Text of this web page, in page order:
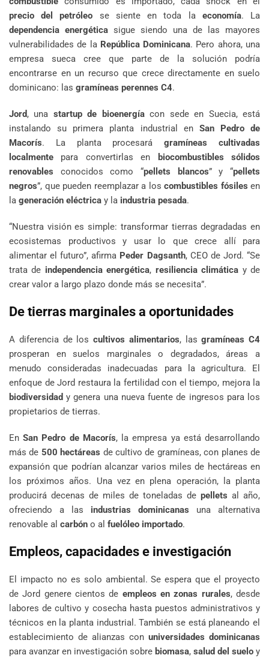
precio del petróleo se siente en toda la economía. La
dependencia energética sigue siendo una de las mayores
vulnerabilidades de la República Dominicana. Pero ahora, una
empresa sueca cree que parte de la solución podría
encontrarse en un recurso que crece directamente en suelo
dominicano: las gramíneas perennes C4.
Jord, una startup de bioenergíacon sede en Suecia, está
instalando su primera planta industrial en San Pedro de
Macorís. La planta procesarágramíneas cultivadas
localmente para convertirlas en
biocombustibles sólidos
renovables conocidos como “pellets blancos” y “pellets
negros”, que pueden reemplazar a los combustibles fósiles en
la generación eléctrica y la industria pesada.
“Nuestra visión es simple: transformar tierras degradadas en
ecosistemas productivos y usar lo que crece allí para
alimentar el futuro”, afirma Peder Dagsanth, CEO de Jord. “Se
trata de independencia energética, resiliencia climática y de
crear valor a largo plazo donde más se necesita”.
De tierras marginales a oportunidades
A diferencia de los cultivos alimentarios, lasgramíneas C4
prosperan en suelos marginales o degradados, áreas a
menudo consideradas inadecuadas para la agricultura. El
enfoque de Jord restaura la fertilidad con el tiempo, mejora la
biodiversidad y genera una nueva fuente de ingresos para los
propietarios de tierras.
EnSan Pedro de Macorís, la empresa ya está desarrollando
más de 500 hectáreas de cultivo de gramíneas, con planes de
expansión que podrían alcanzar varios miles de hectáreas en
los próximos años. Una vez en plena operación, la planta
producirá decenas de miles de toneladas de pellets al año,
ofreciendo a las industrias dominicanas una alternativa
renovable al carbón o al fuelóleo importado.
Empleos, capacidades e investigación
El impacto no es solo ambiental. Se espera que el proyecto
de Jord genere cientos de empleos en zonas rurales, desde
labores de cultivo y cosecha hasta puestos administrativos y
técnicos en la planta industrial. También se está planeando el
establecimiento de alianzas con universidades dominicanas
para avanzar en investigación sobre biomasa, salud del suelo y